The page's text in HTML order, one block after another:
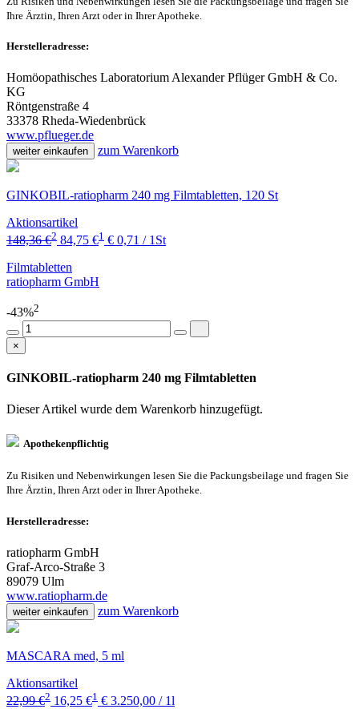
Ihre Ärztin, Ihren Arzt oder in Ihrer Apotheke.
Herstelleradresse:
Homöopathisches Laboratorium Alexander Pflüger GmbH & Co.
KG
Röntgenstraße 4
33378 Rheda-Wiedenbrück
www.pflueger.de
weiter einkaufen zum Warenkorb
GINKOBIL-ratiopharm 240 mg Filmtabletten, 120 St
Aktionsartikel
148,36 €2 84,75 €1 € 0,71 / 1St
Filmtabletten
ratiopharm GmbH
-43%2
×
GINKOBIL-ratiopharm 240 mg Filmtabletten
Dieser Artikel wurde dem Warenkorb hinzugefügt.
Apothekenpflichtig
Zu Risiken und Nebenwirkungen lesen Sie die Packungsbeilage und fragen Sie
Ihre Ärztin, Ihren Arzt oder in Ihrer Apotheke.
Herstelleradresse:
ratiopharm GmbH
Graf-Arco-Straße 3
89079 Ulm
www.ratiopharm.de
weiter einkaufen zum Warenkorb
MASCARA med, 5 ml
Aktionsartikel
22,99 €2 16,25 €1 € 3.250,00 / 1l